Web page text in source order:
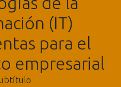
(IT)
para el
empresarial